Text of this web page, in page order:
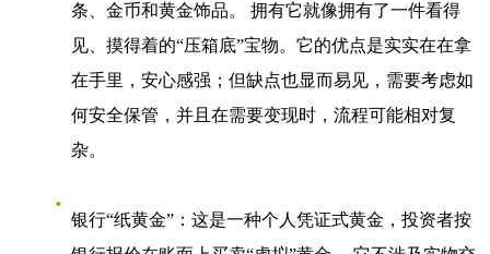
条、金币和黄金饰品。 拥有它就像拥有了一件看得
见、摸得着的“压箱底”宝物。它的优点是实实在在拿
在手里，安心感强；但缺点也显而易见，需要考虑如
何安全保管，并且在需要变现时，流程可能相对复
杂。
银行“纸黄金” ：这是一种个人凭证式黄金，投资者按